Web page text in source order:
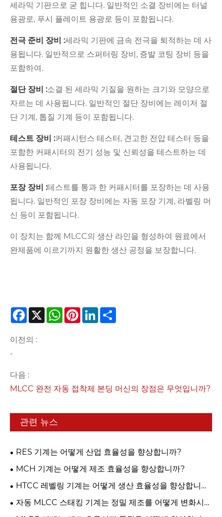
세라믹 기판으로 굳 힙니다. 일반적인 소결 장비에는 터널
용광로, 푸시 플레이트 용광로 등이 포함됩니다.
전극 준비 장비 :세라믹 기판에 금속 전극을 퇴적하는 데 사
용됩니다. 일반적으로 스퍼터링 장비, 증발 코팅 장비 등을
포함하여.
절단 장비 :소결 된 세라믹 기질을 원하는 크기와 모양으로
자르는 데 사용됩니다. 일반적인 절단 장비에는 레이저 절
단 기계, 톱질 기계 등이 포함됩니다.
테스트 장비 :커패시턴스 테스터, 견고한 전압 테스터 등을
포함한 커패시터의 전기 성능 및 신뢰성을 테스트하는 데
사용됩니다.
포장 장비 :테스트를 통과 한 커패시터를 포장하는 데 사용
됩니다. 일반적인 포장 장비에는 자동 포장 기계, 라벨링 머
신 등이 포함됩니다.
이 장치는 함께 MLCC의 생산 라인을 형성하여 원료에서
완제품에 이르기까지 원활한 생산 공정을 보장합니다.
Facebook
X WhatsApp
PinterestLinkedIn
이전의 :
-
다음 :
MLCC 완전 자동 접착제 본딩 머신의 장점은 무엇입니까?
관련 뉴스
RES 기계는 어떻게 산업 효율성을 향상합니까?
MCH 기계는 어떻게 제조 효율성을 향상합니까?
HTCC 레벨링 기계는 어떻게 생산 효율성을 향상합니
까?
자동 MLCC 스태킹 기계는 정밀 제조를 어떻게 변화시키
나요?